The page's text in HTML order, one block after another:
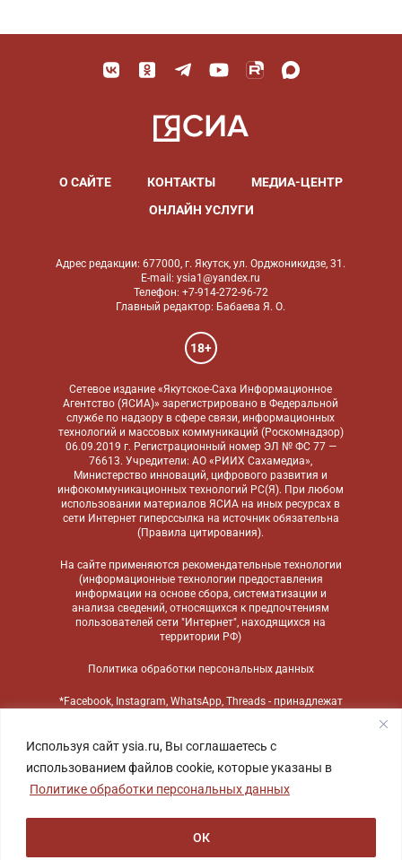
Используя сайт ysia.ru, Вы соглашаетесь с
использованием файлов cookie, которые указаны в
Политике обработки персональных данных
ОК
О САЙТЕ КОНТАКТЫ
МЕДИА-ЦЕНТР
ОНЛАЙН УСЛУГИ
Адрес редакции: 677000, г. Якутск, ул. Орджоникидзе, 31.
E-mail: ysia1@yandex.ru
Телефон: +7-914-272-96-72
Главный редактор: Бабаева Я. О.
18+
Сетевое издание «Якутское-Саха Информационное
Агентство (ЯСИА)» зарегистрировано в Федеральной
службе по надзору в сфере связи, информационных
технологий и массовых коммуникаций (Роскомнадзор)
06.09.2019 г. Регистрационный номер ЭЛ № ФС 77 —
76613. Учредители: АО «РИИХ Сахамедиа»,
Министерство инноваций, цифрового развития и
инфокоммуникационных технологий РС(Я). При любом
использовании материалов ЯСИА на иных ресурсах в
сети Интернет гиперссылка на источник обязательна
(Правила цитирования).
На сайте применяются рекомендательные технологии
(информационные технологии предоставления
информации на основе сбора, систематизации и
анализа сведений, относящихся к предпочтениям
пользователей сети "Интернет", находящихся на
территории РФ)
Политика обработки персональных данных
*Facebook, Instagram, WhatsApp, Threads - принадлежат